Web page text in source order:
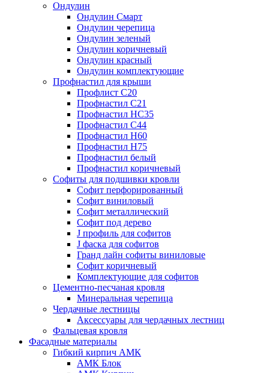
Ондулин
Ондулин Смарт
Ондулин черепица
Ондулин зеленый
Ондулин коричневый
Ондулин красный
Ондулин комплектующие
Профнастил для крыши
Профлист С20
Профнастил С21
Профнастил НС35
Профнастил С44
Профнастил Н60
Профнастил Н75
Профнастил белый
Профнастил коричневый
Софиты для подшивки кровли
Cофит перфорированный
Софит виниловый
Софит металлический
Софит под дерево
J профиль для софитов
J фаска для софитов
Гранд лайн софиты виниловые
Софит коричневый
Комплектующие для софитов
Цементно-песчаная кровля
Минеральная черепица
Чердачные лестницы
Аксессуары для чердачных лестниц
Фальцевая кровля
Фасадные материалы
Гибкий кирпич АМК
АМК Блок